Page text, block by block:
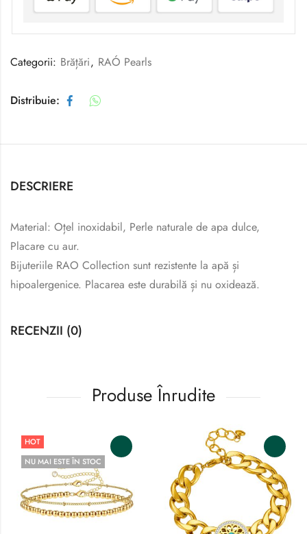
Categorii: Brățări, RAÓ Pearls
Distribuie:
DESCRIERE
Material: Oțel inoxidabil, Perle naturale de apa dulce,
Placare cu aur.
Bijuteriile RAO Collection sunt rezistente la apă și
hipoalergenice. Placarea este durabilă și nu oxidează.
RECENZII (0)
Produse Înrudite
HOT
NU MAI ESTE ÎN STOC